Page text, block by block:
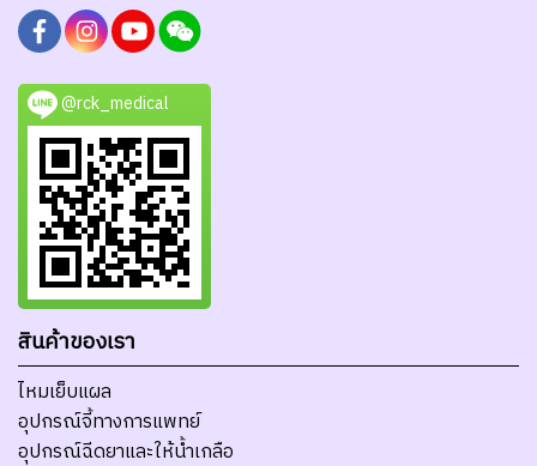
@rck_medical
สินค้าของเรา
ไหมเย็บแผล
อุปกรณ์จี้ทางการแพทย์
อุปกรณ์ฉีดยาและให้น้ำเกลือ